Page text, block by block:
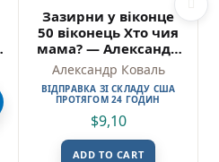
Зазирни у віконце
50 віконець Хто чия
мама? — Александр
Коваль
Александр Коваль
ВІДПРАВКА ЗІ СКЛАДУ США
ПРОТЯГОМ 24 ГОДИН
$9,10
ADD TO CART